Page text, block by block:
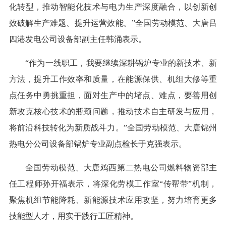
化转型，推动智能化技术与电力生产深度融合，以创新创
效破解生产难题、提升运营效能。”全国劳动模范、大唐吕
四港发电公司设备部副主任韩涌表示。
“作为一线职工，我要继续深耕锅炉专业的新技术、新
方法，提升工作效率和质量，在能源保供、机组大修等重
点任务中勇挑重担，面对生产中的堵点、难点，要善用创
新攻克核心技术的瓶颈问题，推动技术自主研发与应用，
将前沿科技转化为新质战斗力。”全国劳动模范、大唐锦州
热电分公司设备部锅炉专业副点检长于克强表示。
全国劳动模范、大唐鸡西第二热电公司燃料物资部主
任工程师孙开福表示，将深化劳模工作室“传帮带”机制，
聚焦机组节能降耗、新能源技术应用攻坚，努力培育更多
技能型人才，用实干践行工匠精神。